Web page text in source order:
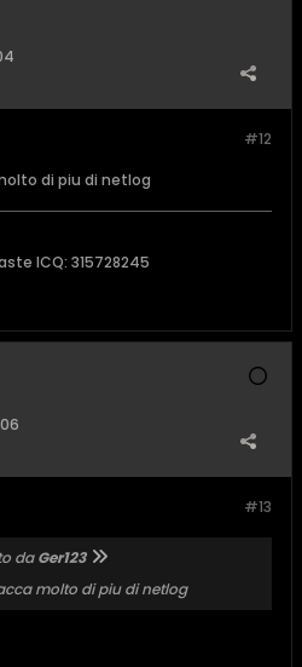
#12
di piu di netlog
ICQ: 315728245
#13
daGer123
molto di piu di netlog